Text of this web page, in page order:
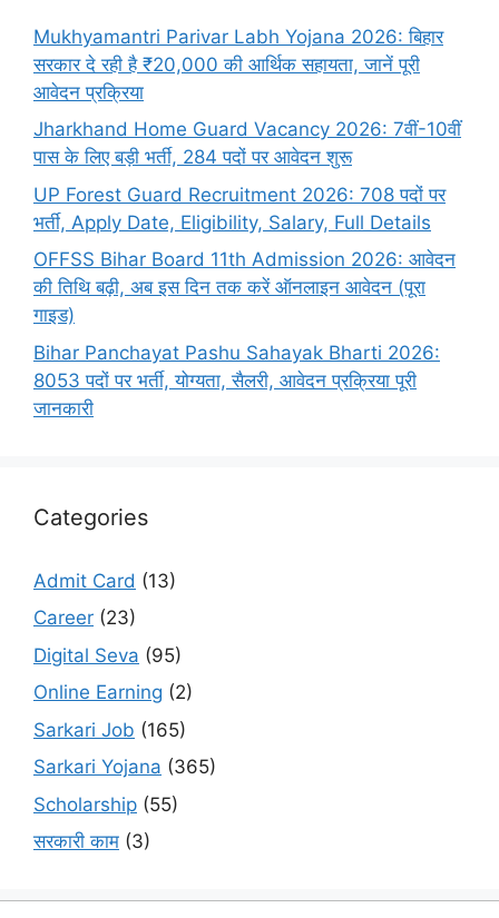
Mukhyamantri Parivar Labh Yojana 2026: बिहार
सरकार दे रही है ₹20,000 की आर्थिक सहायता, जानें पूरी
आवेदन प्रक्रिया
Jharkhand Home Guard Vacancy 2026: 7वीं-10वीं
पास के लिए बड़ी भर्ती, 284 पदों पर आवेदन शुरू
UP Forest Guard Recruitment 2026: 708 पदों पर
भर्ती, Apply Date, Eligibility, Salary, Full Details
OFFSS Bihar Board 11th Admission 2026: आवेदन
की तिथि बढ़ी, अब इस दिन तक करें ऑनलाइन आवेदन (पूरा
गाइड)
Bihar Panchayat Pashu Sahayak Bharti 2026:
8053 पदों पर भर्ती, योग्यता, सैलरी, आवेदन प्रक्रिया पूरी
जानकारी
Categories
Admit Card (13)
Career (23)
Digital Seva (95)
Online Earning (2)
Sarkari Job (165)
Sarkari Yojana (365)
Scholarship (55)
सरकारी काम (3)